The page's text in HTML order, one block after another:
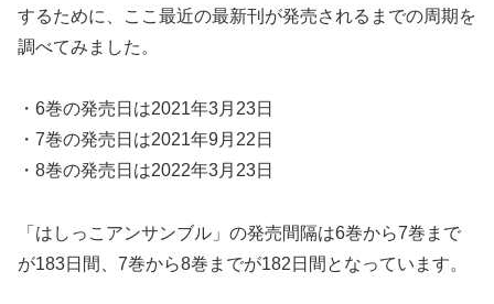
するために、ここ最近の最新刊が発売されるまでの周期を
調べてみました。
・6巻の発売日は2021年3月23日
・7巻の発売日は2021年9月22日
・8巻の発売日は2022年3月23日
「はしっこアンサンブル」の発売間隔は6巻から7巻まで
が183日間、7巻から8巻までが182日間となっています。